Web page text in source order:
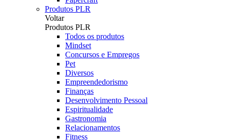
Produtos PLR
Voltar
Produtos PLR
Todos os produtos
Mindset
Concursos e Empregos
Pet
Diversos
Empreendedorismo
Finanças
Desenvolvimento Pessoal
Espiritualidade
Gastronomia
Relacionamentos
Fitness